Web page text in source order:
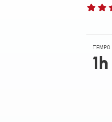
quattro
stelle
(media)